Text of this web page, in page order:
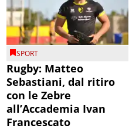
SPORT
Rugby: Matteo
Sebastiani, dal ritiro
con le Zebre
all’Accademia Ivan
Francescato